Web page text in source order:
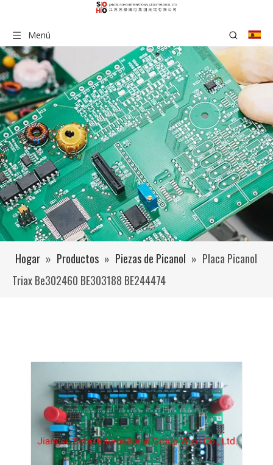
Menú
Hogar » Productos » Piezas de Picanol » Placa Picanol
Triax Be302460 BE303188 BE244474